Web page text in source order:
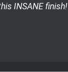
INSANE finish!